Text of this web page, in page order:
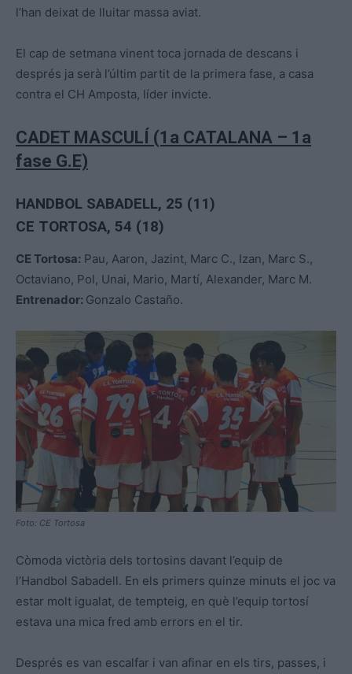
l’han deixat de lluitar massa aviat.
El cap de setmana vinent toca jornada de descans i
després ja serà l’últim partit de la primera fase, a casa
contra el CH Amposta, líder invicte.
CADET MASCULÍ (1a CATALANA – 1a
fase G.E)
HANDBOL SABADELL, 25 (11)
CE TORTOSA, 54 (18)
CE Tortosa: Pau, Aaron, Jazint, Marc C., Izan, Marc S.,
Octaviano, Pol, Unai, Mario, Martí, Alexander, Marc M.
Entrenador: Gonzalo Castaño.
Foto: CE Tortosa
Còmoda victòria dels tortosins davant l’equip de
l’Handbol Sabadell. En els primers quinze minuts el joc va
estar molt igualat, de tempteig, en què l’equip tortosí
estava una mica fred amb errors en el tir.
Després es van escalfar i van afinar en els tirs, passes, i